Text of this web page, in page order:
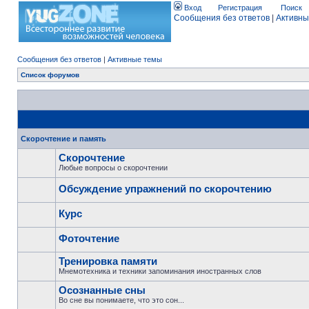
Вход Регистрация Поиск
Сообщения без ответов
Сообщения без ответов | Активные темы
Список форумов
Скорочтение и память
Скорочтение
Любые вопросы о скорочтении
Обсуждение упражнений по скорочтению
Курс
Фоточтение
Тренировка памяти
Мнемотехника и техники запоминания иностранных слов
Осознанные сны
Во сне вы понимаете, что это сон...